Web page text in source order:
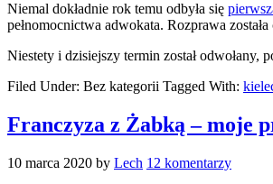
Niemal dokładnie rok temu odbyła się
pełnomocnictwa adwokata. Rozprawa
Niestety i dzisiejszy termin został odwołany,
Filed Under: Bez kategorii Tagged With:
Franczyza z Żabką – moje
10 marca 2020 by Lech 12 komentarzy